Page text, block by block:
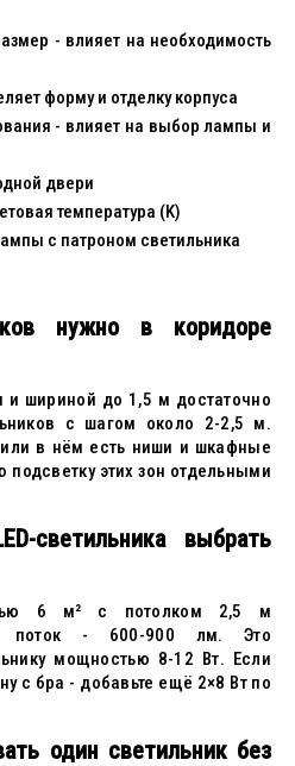
- влияет на необходимость
форму и отделку корпуса
- влияет на выбор лампы и
двери
температура (K)
с патроном светильника
нужно в коридоре
шириной до 1,5 м достаточно
с шагом около 2-2,5 м.
в нём есть ниши и шкафные
подсветку этих зон отдельными
светильника выбрать
6 м² с потолком 2,5 м
поток - 600-900 лм. Это
мощностью 8-12 Вт. Если
с бра - добавьте ещё 2×8 Вт по
один светильник без